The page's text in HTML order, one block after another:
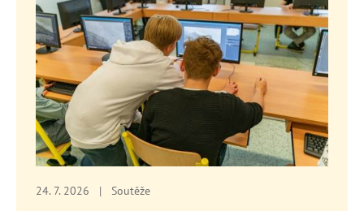
24. 7. 2026 | Soutěže